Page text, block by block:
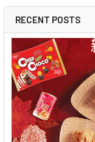
RECENT POSTS